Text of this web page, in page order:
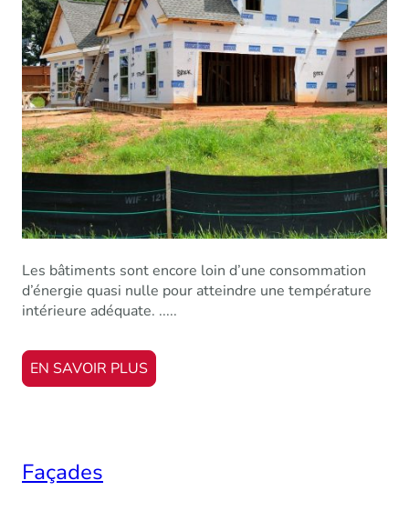
Les bâtiments sont encore loin d’une consommation
d’énergie quasi nulle pour atteindre une température
intérieure adéquate. .....
EN SAVOIR PLUS
Façades